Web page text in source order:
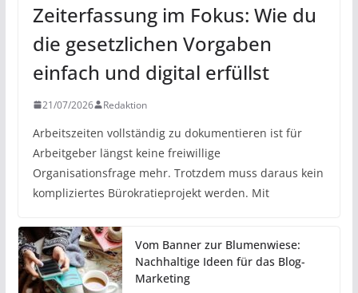
Zeiterfassung im Fokus: Wie du
die gesetzlichen Vorgaben
einfach und digital erfüllst
21/07/2026 Redaktion
Arbeitszeiten vollständig zu dokumentieren ist für
Arbeitgeber längst keine freiwillige
Organisationsfrage mehr. Trotzdem muss daraus kein
kompliziertes Bürokratieprojekt werden. Mit
Vom Banner zur Blumenwiese:
Nachhaltige Ideen für das Blog-
Marketing